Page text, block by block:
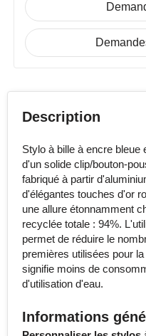
Description
Stylo à bille à encre
d'un solide clip/bouton-
fabriqué à partir
d'élégantes touches d'or
une allure étonnamment
recyclée totale : 94%.
permet de réduire le
premières utilisées pour
signifie moins de
d'utilisation d'eau.
Informations